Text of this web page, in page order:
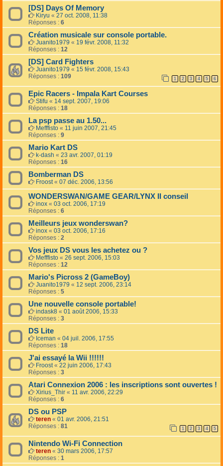
[DS] Days Of Memory
Kiryu « 27 oct. 2008, 11:38
Réponses : 6
Création musicale sur console portable.
Juanito1979 « 19 févr. 2008, 11:32
Réponses : 12
[DS] Card Fighters
Juanito1979 « 15 févr. 2008, 15:43
Réponses : 109 1 2 3 4 5 6
Epic Racers - Impala Kart Courses
Stifu « 14 sept. 2007, 19:06
Réponses : 18
La psp passe au 1.50...
Mefffisto « 11 juin 2007, 21:45
Réponses : 9
Mario Kart DS
k-dash « 23 avr. 2007, 01:19
Réponses : 16
Bomberman DS
Froost« 07 déc. 2006, 13:56
WONDERSWAN/GAME GEAR/LYNX II conseil
inox « 03 oct. 2006, 17:19
Réponses : 6
Meilleurs jeux wonderswan?
inox « 03 oct. 2006, 17:16
Réponses : 2
Vos jeux DS vous les achetez ou ?
Mefffisto « 26 sept. 2006, 15:03
Réponses : 12
Mario's Picross 2 (GameBoy)
Juanito1979 « 12 sept. 2006, 23:14
Réponses : 5
Une nouvelle console portable!
indask8 « 01 août 2006, 15:33
Réponses : 3
DS Lite
Iceman « 04 juil. 2006, 17:55
Réponses : 18
J'ai essayé la Wii !!!!!!
Froost« 22 juin 2006, 17:43
Réponses : 3
Atari Connexion 2006 : les inscriptions sont ouvertes !
Xirius_Thir « 11 avr. 2006, 22:29
Réponses : 6
DS ou PSP
teren « 01 avr. 2006, 21:51
Réponses : 81 1 2 3 4 5
Nintendo Wi-Fi Connection
teren « 30 mars 2006, 17:57
Réponses : 1